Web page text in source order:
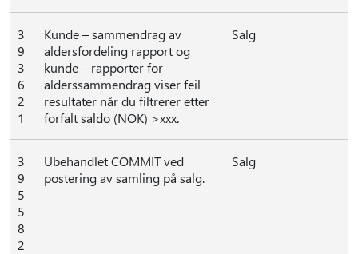
3
9
3
6
2
1
Kunde – sammendrag av
aldersfordeling rapport og
kunde – rapporter for
alderssammendrag viser feil
resultater når du filtrerer etter
forfalt saldo (NOK) >xxx.
Salg
3
9
5
5
8
2
Ubehandlet COMMIT ved
postering av samling på salg.
Salg